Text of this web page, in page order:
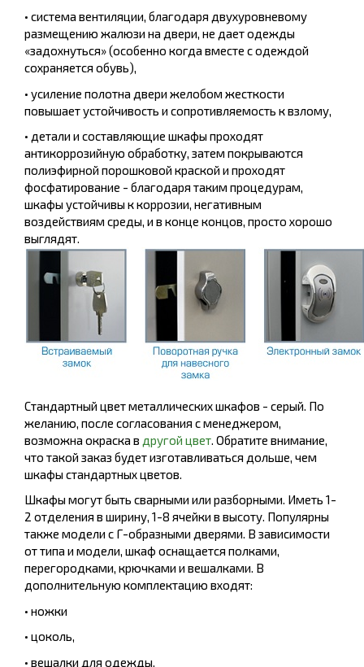
• система вентиляции, благодаря двухуровневому
размещению жалюзи на двери, не дает одежды
«задохнуться» (особенно когда вместе с одеждой
сохраняется обувь),
• усиление полотна двери желобом жесткости
повышает устойчивость и сопротивляемость к взлому,
• детали и составляющие шкафы проходят
антикоррозийную обработку, затем покрываются
полиэфирной порошковой краской и проходят
фосфатирование - благодаря таким процедурам,
шкафы устойчивы к коррозии, негативным
воздействиям среды, и в конце концов, просто хорошо
выглядят.
Стандартный цвет металлических шкафов - серый. По
желанию, после согласования с менеджером,
возможна окраска в другой цвет . Обратите внимание,
что такой заказ будет изготавливаться дольше, чем
шкафы стандартных цветов.
Шкафы могут быть сварными или разборными. Иметь 1-
2 отделения в ширину, 1-8 ячейки в высоту. Популярны
также модели с Г-образными дверями. В зависимости
от типа и модели, шкаф оснащается полками,
перегородками, крючками и вешалками. В
дополнительную комплектацию входят:
• ножки
• цоколь,
• вешалки для одежды,